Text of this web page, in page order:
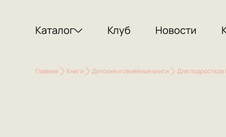
Каталог Клуб Новости
Главная Книги Детские и семейные книги Для подростков